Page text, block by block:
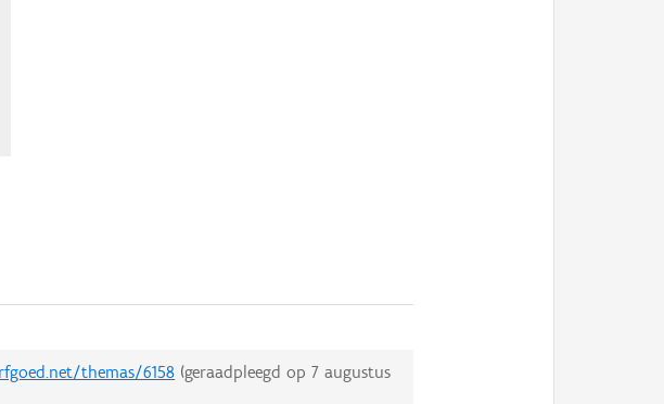
themas/6158 (geraadpleegd op7 augustus